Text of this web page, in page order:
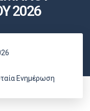
2026
Ενημέρωση